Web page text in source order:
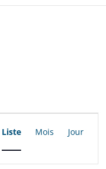
vues
Liste Mois Jour